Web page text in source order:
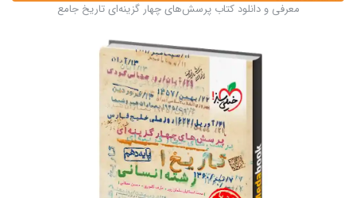
معرفی و دانلود کتاب پرسش‌های چهار گزینه‌ای تاریخ جامع